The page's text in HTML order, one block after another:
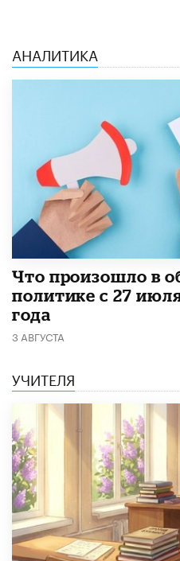
АНАЛИТИКА
​Что произошло в
политике с 27
года
3 АВГУСТА
УЧИТЕЛЯ